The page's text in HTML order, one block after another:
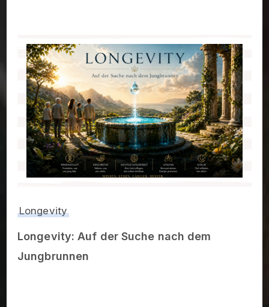
Longevity
Longevity: Auf der Suche nach dem
Jungbrunnen